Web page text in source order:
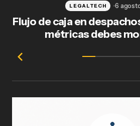
Flujo de caja en
métricas debes
LEGALTECH 6